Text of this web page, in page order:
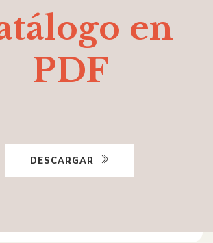
en
PDF
DESCARGAR